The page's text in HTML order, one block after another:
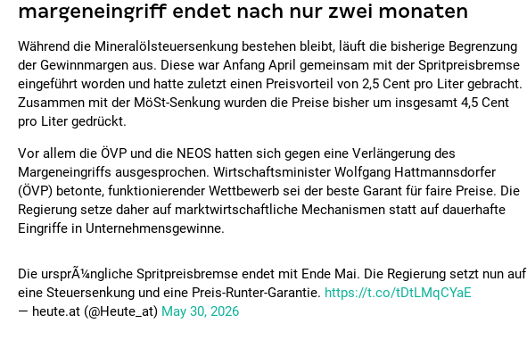
margeneingriff endet nach nur zwei monaten
Während die Mineralölsteuersenkung bestehen bleibt, läuft die bisherige Begrenzung
der Gewinnmargen aus. Diese war Anfang April gemeinsam mit der Spritpreisbremse
eingeführt worden und hatte zuletzt einen Preisvorteil von 2,5 Cent pro Liter gebracht.
Zusammen mit der MöSt-Senkung wurden die Preise bisher um insgesamt 4,5 Cent
pro Liter gedrückt.
Vor allem die ÖVP und die NEOS hatten sich gegen eine Verlängerung des
Margeneingriffs ausgesprochen. Wirtschaftsminister Wolfgang Hattmannsdorfer
(ÖVP) betonte, funktionierender Wettbewerb sei der beste Garant für faire Preise. Die
Regierung setze daher auf marktwirtschaftliche Mechanismen statt auf dauerhafte
Eingriffe in Unternehmensgewinne.
Die ursprÃ¼ngliche Spritpreisbremse endet mit Ende Mai. Die Regierung setzt nun auf
eine Steuersenkung und eine Preis-Runter-Garantie. https://t.co/tDtLMqCYaE
— heute.at (@Heute_at) May 30, 2026